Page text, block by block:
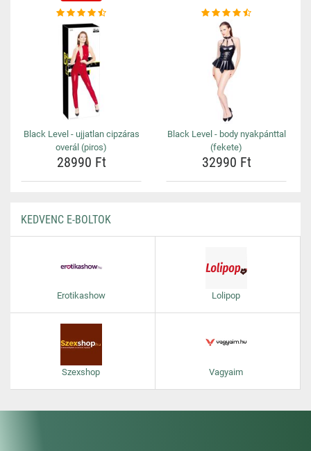
Black Level - ujjatlan cipzáras
overál (piros)
28990 Ft
Black Level - body nyakpánttal
(fekete)
32990 Ft
KEDVENC E-BOLTOK
Erotikashow Lolipop
Szexshop Vagyaim